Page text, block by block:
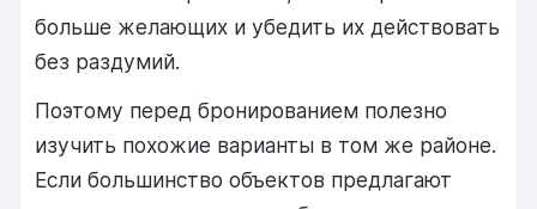
больше желающих и убедить их действовать
без раздумий.
Поэтому перед бронированием полезно
изучить похожие варианты в том же районе.
Если большинство объектов предлагают